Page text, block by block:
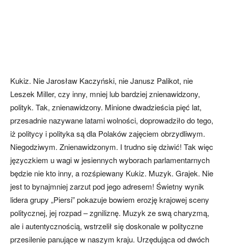
Kukiz. Nie Jarosław Kaczyński, nie Janusz Palikot, nie
Leszek Miller, czy inny, mniej lub bardziej znienawidzony,
polityk. Tak, znienawidzony. Minione dwadzieścia pięć lat,
przesadnie nazywane latami wolności, doprowadziło do tego,
iż politycy i polityka są dla Polaków zajęciem obrzydliwym.
Niegodziwym. Znienawidzonym. I trudno się dziwić! Tak więc
języczkiem u wagi w jesiennych wyborach parlamentarnych
będzie nie kto inny, a rozśpiewany Kukiz. Muzyk. Grajek. Nie
jest to bynajmniej zarzut pod jego adresem! Świetny wynik
lidera grupy „Piersi” pokazuje bowiem erozję krajowej sceny
politycznej, jej rozpad – zgniliznę. Muzyk ze swą charyzmą,
ale i autentycznością, wstrzelił się doskonale w polityczne
przesilenie panujące w naszym kraju. Urzędująca od dwóch